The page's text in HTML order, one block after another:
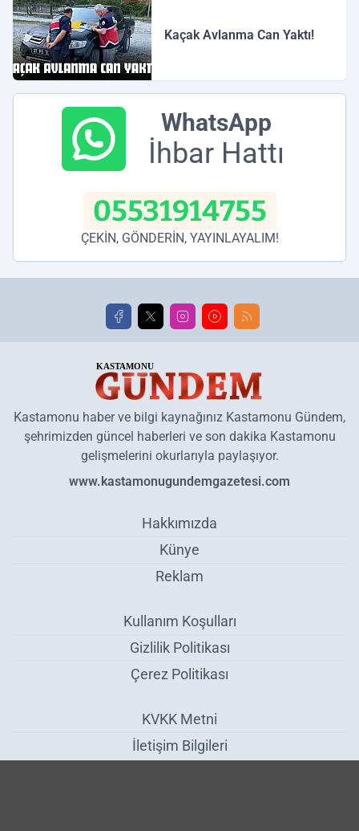
Kaçak Avlanma Can Yaktı!
WhatsApp
İhbar Hattı
05531914755
ÇEKİN, GÖNDERİN, YAYINLAYALIM!
Kastamonu haber ve bilgi kaynağınız Kastamonu Gündem,
şehrimizden güncel haberleri ve son dakika Kastamonu
gelişmelerini okurlarıyla paylaşıyor.
www.kastamonugundemgazetesi.com
Hakkımızda
Künye
Reklam
Kullanım Koşulları
Gizlilik Politikası
Çerez Politikası
KVKK Metni
İletişim Bilgileri